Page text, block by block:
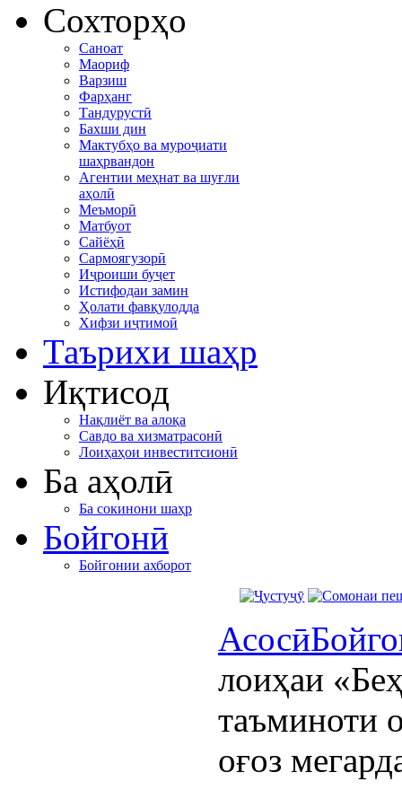
Сохторҳо
Саноат
Маориф
Варзиш
Фарҳанг
Тандурустӣ
Бахши дин
Мактубҳо ва муроҷиати
шаҳрвандон
Агентии меҳнат ва шуғли
аҳолӣ
Меъморӣ
Матбуот
Сайёҳӣ
Сармоягузорӣ
Иҷроиши буҷет
Истифодаи замин
Ҳолати фавқулодда
Хифзи иҷтимоӣ
Таърихи шаҳр
Иқтисод
Нақлиёт ва алоқа
Савдо ва хизматрасонӣ
Лоиҳаҳои инвеститсионӣ
Ба аҳолӣ
Ба сокинони шаҳр
Бойгонӣ
Бойгонии ахборот
Асосӣ
лоиҳаи
таъминоти
оғоз